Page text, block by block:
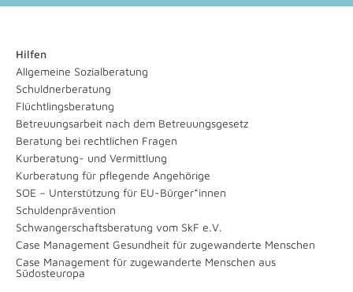
Hilfen
Allgemeine Sozialberatung
Schuldnerberatung
Flüchtlingsberatung
Betreuungsarbeit nach dem Betreuungsgesetz
Beratung bei rechtlichen Fragen
Kurberatung- und Vermittlung
Kurberatung für pflegende Angehörige
SOE – Unterstützung für EU-Bürger*innen
Schuldenprävention
Schwangerschaftsberatung vom SkF e.V.
Case Management Gesundheit für zugewanderte Menschen
Case Management für zugewanderte Menschen aus
Südosteuropa